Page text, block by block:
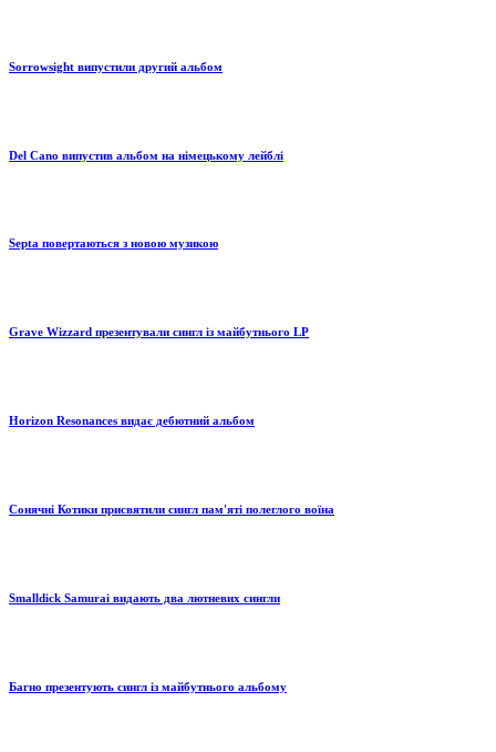
Sorrowsight випустили другий альбом
Del Cano випустив альбом на німецькому лейблі
Septa повертаються з новою музикою
Grave Wizzard презентували сингл із майбутнього LP
Horizon Resonances видає дебютний альбом
Сонячні Котики присвятили сингл пам'яті полеглого воїна
Smalldick Samurai видають два лютневих сингли
Багно презентують сингл із майбутнього альбому